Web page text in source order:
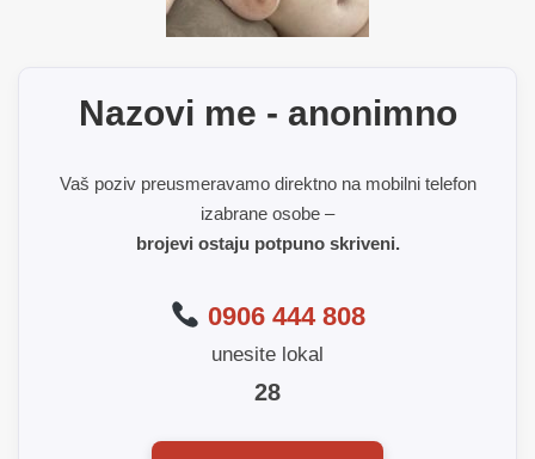
Nazovi me - anonimno
Vaš poziv preusmeravamo direktno na mobilni telefon
izabrane osobe –
brojevi ostaju potpuno skriveni.
0906 444 808
unesite lokal
28